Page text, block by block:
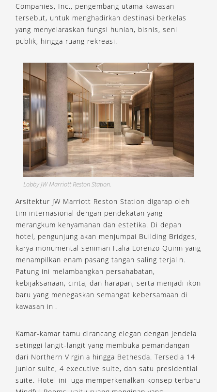
Companies, Inc., pengembang utama kawasan
tersebut, untuk menghadirkan destinasi berkelas
yang menyelaraskan fungsi hunian, bisnis, seni
publik, hingga ruang rekreasi.
Lobby JW Marriott Reston Station.
Arsitektur JW Marriott Reston Station digarap oleh
tim internasional dengan pendekatan yang
merangkum kenyamanan dan estetika. Di depan
hotel, pengunjung akan menjumpai Building Bridges,
karya monumental seniman Italia Lorenzo Quinn yang
menampilkan enam pasang tangan saling terjalin.
Patung ini melambangkan persahabatan,
kebijaksanaan, cinta, dan harapan, serta menjadi ikon
baru yang menegaskan semangat kebersamaan di
kawasan ini.
Kamar-kamar tamu dirancang elegan dengan jendela
setinggi langit-langit yang membuka pemandangan
dari Northern Virginia hingga Bethesda. Tersedia 14
junior suite, 4 executive suite, dan satu presidential
suite. Hotel ini juga memperkenalkan konsep terbaru